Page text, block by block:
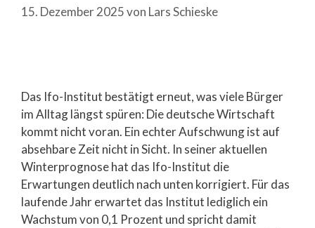
15. Dezember 2025von Lars Schieske
Das Ifo-Institut bestätigt erneut, was viele Bürger
im Alltag längst spüren: Die deutsche Wirtschaft
kommt nicht voran. Ein echter Aufschwung ist auf
absehbare Zeit nicht in Sicht. In seiner aktuellen
Winterprognose hat das Ifo-Institut die
Erwartungen deutlich nach unten korrigiert. Für das
laufende Jahr erwartet das Institut lediglich ein
Wachstum von 0,1 Prozent und spricht damit